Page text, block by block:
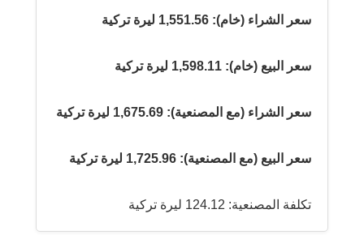
سعر الشراء (خام): 1,551.56 ليرة تركية
سعر البيع (خام): 1,598.11 ليرة تركية
سعر الشراء (مع المصنعية): 1,675.69 ليرة تركية
سعر البيع (مع المصنعية): 1,725.96 ليرة تركية
تكلفة المصنعية: 124.12 ليرة تركية